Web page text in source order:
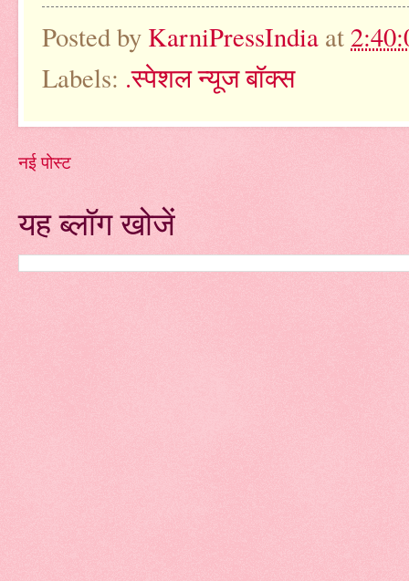
Posted by KarniPressIndia at
Labels: .स्पेशल न्यूज बॉक्स
नई पोस्ट
यह ब्लॉग खोजें